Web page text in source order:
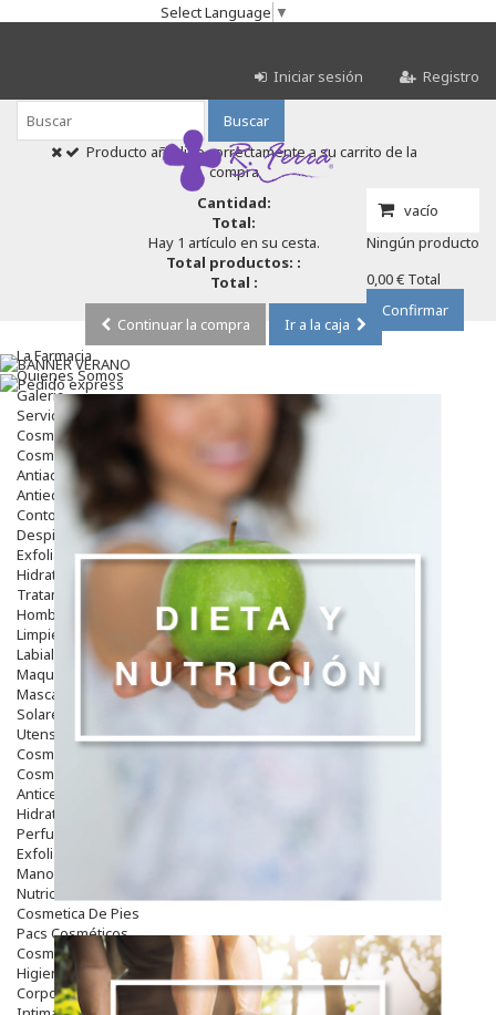
Select Language ▼
Iniciar sesión Registro
Buscar
vacío
Ningún producto
0,00 € Total
Confirmar
Producto añadido correctamente a su carrito de la
compra
Cantidad:
Total:
Hay 1 artículo en su cesta.
Total productos: :
Total :
Continuar la compra
Ir a la caja
La Farmacia
Quienes Somos
Galeria
Servicios
Cosmética
Cosmética Facial
Antiacné
Antiedad
Contorno De Ojos
Despigmentantes
Exfoliantes
Hidratantes
Tratamientos De Noche
Hombre
Limpieza
Labiales
Maquillajes Y Color
Mascarillas
Solares
Utensilios
Cosmética Capilar
Cosmética Corporal
Anticelulíticos
Hidratantes Corporales
Perfumes Y Colonias
Exfoliantes Corporales
Manos Y Uñas
Nutricosmética
Cosmetica De Pies
Pacs Cosméticos
Cosmetica Facial Piel Sensible
Higiene
Corporal